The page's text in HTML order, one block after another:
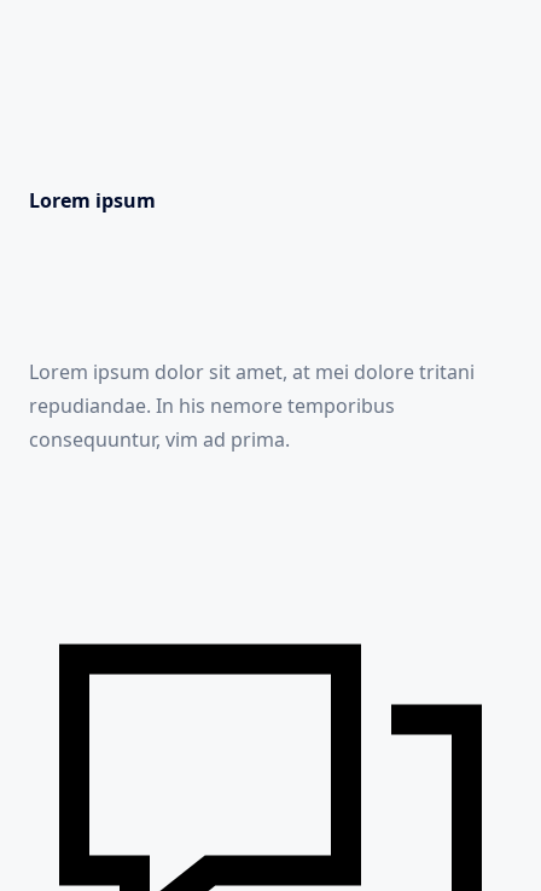
Lorem ipsum
Lorem ipsum dolor sit amet, at mei dolore tritani
repudiandae. In his nemore temporibus
consequuntur, vim ad prima.